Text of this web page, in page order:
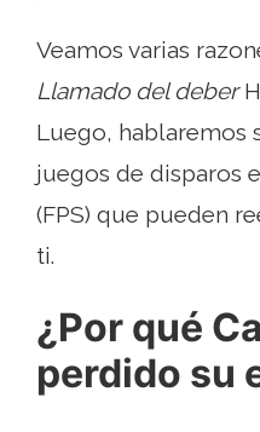
Veamos varias
Llamado del deber
Luego, hablaremos
juegos de disparos
(FPS) que pueden
ti.
¿Por qué
perdido su